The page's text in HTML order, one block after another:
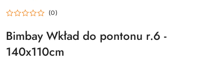
(0)
Bimbay Wkład do pontonu r.6 -
140x110cm